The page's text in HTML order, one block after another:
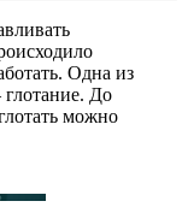
Одна из
До
можно